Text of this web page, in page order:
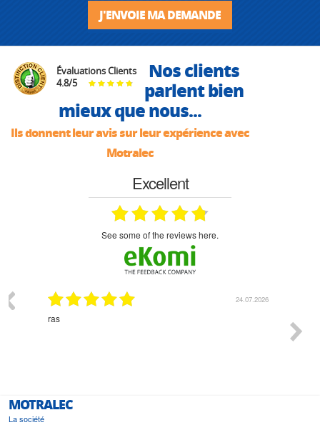
J'ENVOIE MA DEMANDE
Évaluations Clients
4.8/5
Nos clients
parlent bien
mieux que nous...
Ils donnent leur avis sur leur expérience avec
Motralec
Excellent
see some of the reviews here.
24.07.2026
l'écoute du client et très aimable -
bonne solution et le matériel convenant à
MOTRALEC
La société